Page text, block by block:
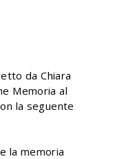
da Chiara
Memoria al
la seguente
la memoria